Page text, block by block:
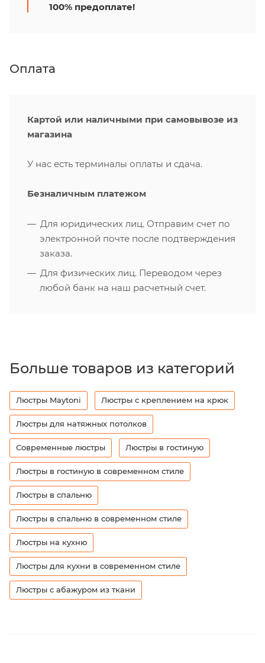
100% предоплате!
Оплата
Картой или наличными при самовывозе из
магазина
У нас есть терминалы оплаты и сдача.
Безналичным платежом
Для юридических лиц. Отправим счет по
электронной почте после подтверждения
заказа.
Для физических лиц. Переводом через
любой банк на наш расчетный счет.
Больше товаров из категорий
Люстры Maytoni Люстры с креплением на крюк
Люстры для натяжных потолков
Современные люстры Люстры в гостиную
Люстры в гостиную в современном стиле
Люстры в спальню
Люстры в спальню в современном стиле
Люстры на кухню
Люстры для кухни в современном стиле
Люстры с абажуром из ткани